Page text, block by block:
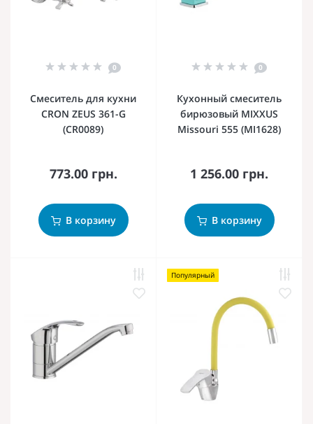
0
Смеситель для кухни
CRON ZEUS 361-G
(CR0089)
773.00 грн.
В корзину
0
Кухонный смеситель
бирюзовый MIXXUS
Missouri 555 (MI1628)
1 256.00 грн.
В корзину
Популярный